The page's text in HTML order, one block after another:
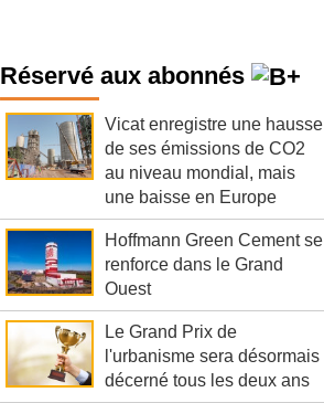
Réservé aux abonnés
Vicat enregistre une hausse
de ses émissions de CO2
au niveau mondial, mais
une baisse en Europe
Hoffmann Green Cement se
renforce dans le Grand
Ouest
Le Grand Prix de
l'urbanisme sera désormais
décerné tous les deux ans